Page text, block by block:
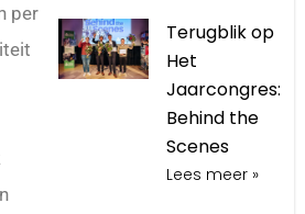
per
Terugblik op
Het
Jaarcongres:
Behind the
Scenes
Lees meer »